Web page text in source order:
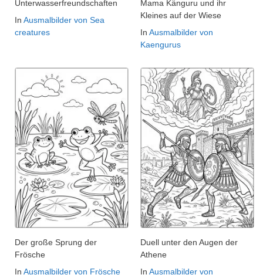
Unterwasserfreundschaften
In Ausmalbilder von Sea
creatures
Mama Känguru und ihr
Kleines auf der Wiese
In Ausmalbilder von
Kaengurus
Der große Sprung der
Frösche
In Ausmalbilder von Frösche
Duell unter den Augen der
Athene
In Ausmalbilder von